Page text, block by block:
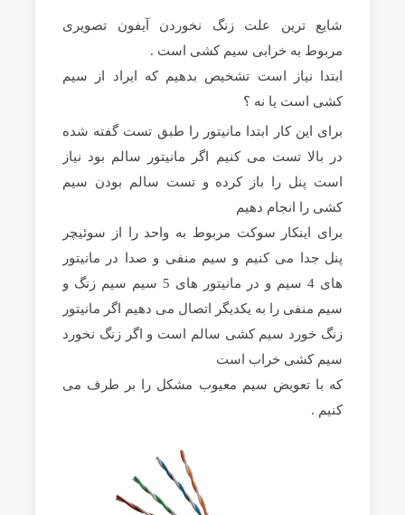
شایع ترین علت زنگ نخوردن آیفون تصویری
مربوط به خرابی سیم کشی است .
ابتدا نیاز است تشخیص بدهیم که ایراد از سیم
کشی است یا نه ؟
برای این کار ابتدا مانیتور را طبق تست گفته شده
در بالا تست می کنیم اگر مانیتور سالم بود نیاز
است پنل را باز کرده و تست سالم بودن سیم
کشی را انجام دهیم
برای اینکار سوکت مربوط به واحد را از سوئیچر
پنل جدا می کنیم و سیم منفی و صدا در مانیتور
های 4 سیم و در مانیتور های 5 سیم سیم زنگ و
سیم منفی را به یکدیگر اتصال می دهیم اگر مانیتور
زنگ خورد سیم کشی سالم است و اگر زنگ نخورد
سیم کشی خراب است
که با تعویض سیم معیوب مشکل را بر طرف می
کنیم .